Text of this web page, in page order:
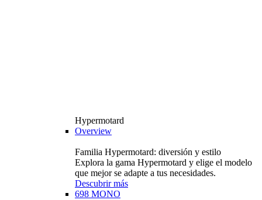
Hypermotard
Overview
Familia Hypermotard: diversión y estilo
Explora la gama Hypermotard y elige el modelo
que mejor se adapte a tus necesidades.
Descubrir más
698 MONO